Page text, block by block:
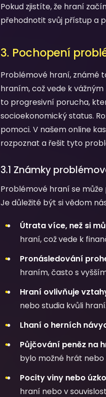
Pokud zjistíte, že hraní
přehodnotit svůj přístup a
3. Pochopení
Problémové hraní, známé
hraním, což vede k
to progresivní porucha,
socioekonomický status.
pomoci. V našem online
rozpoznat a řešit tyto
3.1 Známky
Problémové hraní se
Je důležité být si vědom
Útrata více, než si
hraní, což vede k
Pronásledování
hraním, často s
Hraní ovlivňuje
nebo studia kvůli
Lhaní o herních
Půjčování peněz na
bylo možné hrát
Pocity viny nebo
hraní nebo v